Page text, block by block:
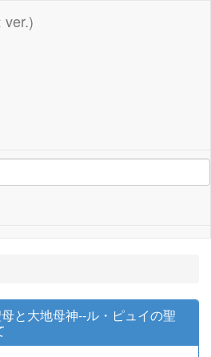
と大地母神--ル・ピュイの聖